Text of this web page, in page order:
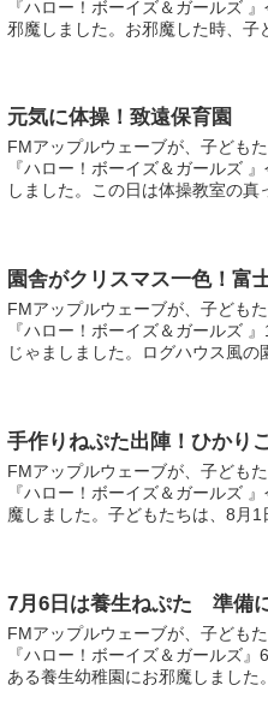
『ハロー！ボーイズ＆ガールズ
邪魔しました。お邪魔した時、子
元気に体操！致遠保育園
FMアップルウェーブが、子ども
『ハロー！ボーイズ＆ガールズ
しました。この日は体操教室の
園舎がクリスマス一色！富
FMアップルウェーブが、子ども
『ハロー！ボーイズ＆ガールズ
じゃましました。ログハウス風の
手作りねぷた出陣！ひかり
FMアップルウェーブが、子ども
『ハロー！ボーイズ＆ガールズ
魔しました。子どもたちは、8月
7月6日は養生ねぷた 準備
FMアップルウェーブが、子ども
『ハロー！ボーイズ＆ガールズ
ある養生幼稚園にお邪魔しました